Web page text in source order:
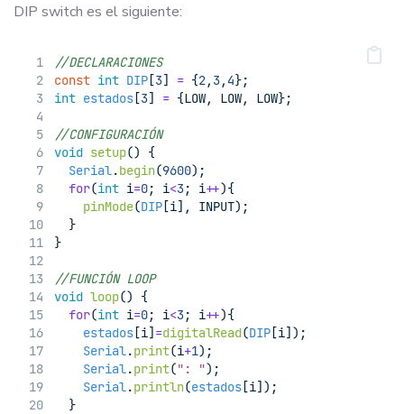
DIP switch es el siguiente:
//DECLARACIONES
const int DIP[3] = {2, 3, 4};
int estados[3] = {LOW, LOW, LOW};
//CONFIGURACIÓN
void setup() {
Serial.begin(9600);
for(int i=0; i<3; i++){
pinMode(DIP[i], INPUT);
  }
}
//FUNCIÓN LOOP
void loop() {
for(int i=0; i<3; i++){
estados[i] =digitalRead(DIP[i]);
Serial.print(i+1);
Serial.print(": ");
Serial.println(estados[i]);
  }